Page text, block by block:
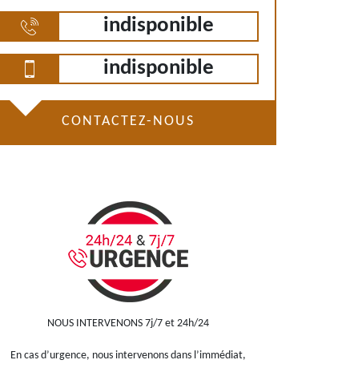
indisponible
indisponible
CONTACTEZ-NOUS
NOUS INTERVENONS 7j/7 et 24h/24
En cas d’urgence, nous intervenons dans l’immédiat,